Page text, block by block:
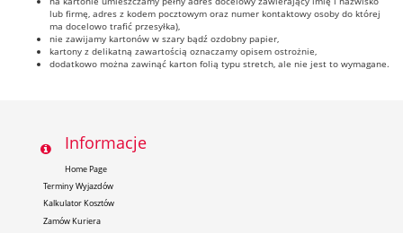
lub firmę, adres z kodem pocztowym oraz numer kontaktowy osoby do której
ma docelowo trafić przesyłka),
nie zawijamy kartonów w szary bądź ozdobny papier,
kartony z delikatną zawartością oznaczamy opisem ostrożnie,
dodatkowo można zawinąć karton folią typu stretch, ale nie jest to wymagane.
Informacje
Home Page
Terminy Wyjazdów
Kalkulator Kosztów
Zamów Kuriera